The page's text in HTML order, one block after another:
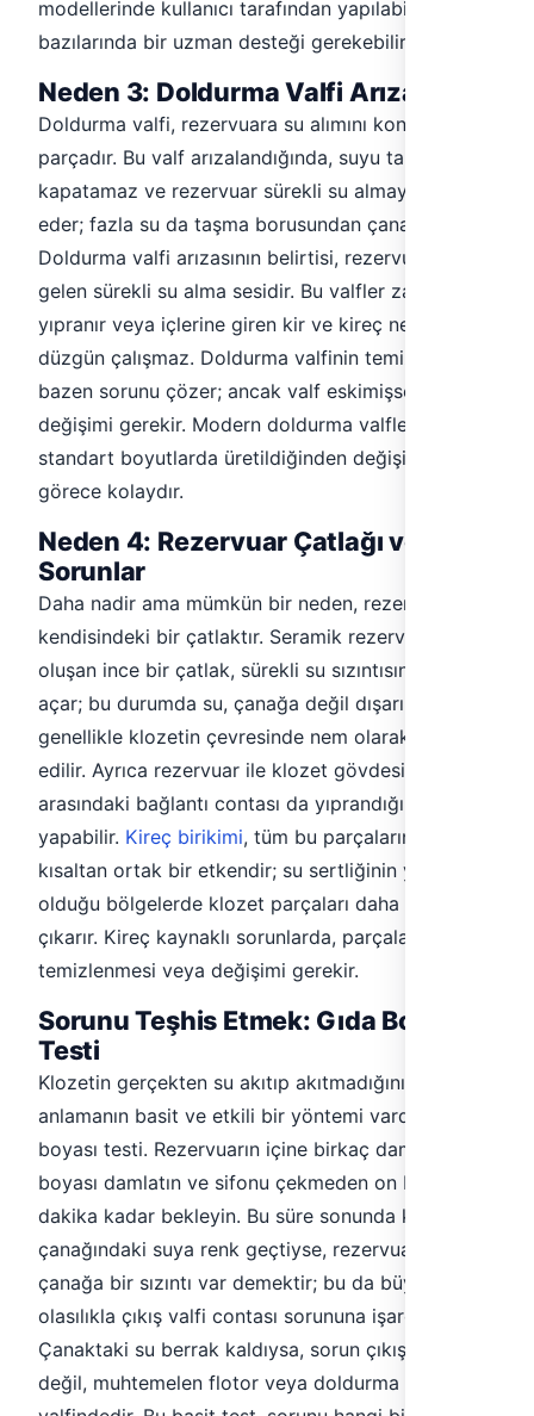
modellerinde kullanıcı tarafından yapılabilirken,
bazılarında bir uzman desteği gerekebilir.
Neden 3: Doldurma Valfi Arızası
Doldurma valfi, rezervuara su alımını kontrol eden
parçadır. Bu valf arızalandığında, suyu tam
kapatamaz ve rezervuar sürekli su almaya devam
eder; fazla su da taşma borusundan çanağa akar.
Doldurma valfi arızasının belirtisi, rezervuardan
gelen sürekli su alma sesidir. Bu valfler zamanla
yıpranır veya içlerine giren kir ve kireç nedeniyle
düzgün çalışmaz. Doldurma valfinin temizlenmesi
bazen sorunu çözer; ancak valf eskimişse komple
değişimi gerekir. Modern doldurma valfleri,
standart boyutlarda üretildiğinden değişimi
görece kolaydır.
Neden 4: Rezervuar Çatlağı ve Diğer
Sorunlar
Daha nadir ama mümkün bir neden, rezervuarın
kendisindeki bir çatlaktır. Seramik rezervuarda
oluşan ince bir çatlak, sürekli su sızıntısına yol
açar; bu durumda su, çanağa değil dışarı sızar ve
genellikle klozetin çevresinde nem olarak fark
edilir. Ayrıca rezervuar ile klozet gövdesi
arasındaki bağlantı contası da yıprandığında sızıntı
yapabilir. Kireç birikimi, tüm bu parçaların ömrünü
kısaltan ortak bir etkendir; su sertliğinin yüksek
olduğu bölgelerde klozet parçaları daha sık sorun
çıkarır. Kireç kaynaklı sorunlarda, parçaların
temizlenmesi veya değişimi gerekir.
Sorunu Teşhis Etmek: Gıda Boyası
Testi
Klozetin gerçekten su akıtıp akıtmadığını
anlamanın basit ve etkili bir yöntemi vardır: gıda
boyası testi. Rezervuarın içine birkaç damla gıda
boyası damlatın ve sifonu çekmeden on beş
dakika kadar bekleyin. Bu süre sonunda klozet
çanağındaki suya renk geçtiyse, rezervuardan
çanağa bir sızıntı var demektir; bu da büyük
olasılıkla çıkış valfi contası sorununa işaret eder.
Çanaktaki su berrak kaldıysa, sorun çıkış valfinde
değil, muhtemelen flotor veya doldurma